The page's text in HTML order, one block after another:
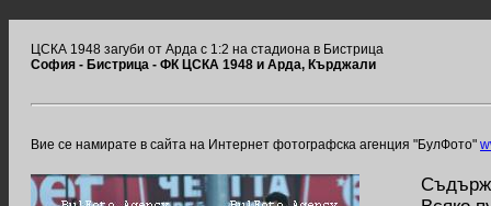
ЦСКА 1948 загуби от Арда с 1:2 на стадиона в Бистрица
София - Бистрица - ФК ЦСКА 1948 и Арда, Кърджали
Вие се намирате в сайта на Интернет фотографска агенция "БулФото"